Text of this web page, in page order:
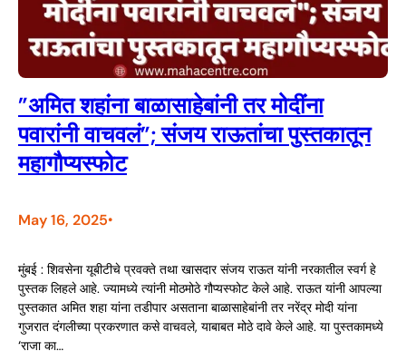
”अमित शहांना बाळासाहेबांनी तर मोदींना
पवारांनी वाचवलं”; संजय राऊतांचा पुस्तकातून
महागौप्यस्फोट
May 16, 2025•
मुंबई : शिवसेना यूबीटीचे प्रवक्ते तथा खासदार संजय राऊत यांनी नरकातील स्वर्ग हे
पुस्तक लिहले आहे. ज्यामध्ये त्यांनी मोठमोठे गौप्यस्फोट केले आहे. राऊत यांनी आपल्या
पुस्तकात अमित शहा यांना तडीपार असताना बाळासाहेबांनी तर नरेंद्र मोदी यांना
गुजरात दंगलीच्या प्रकरणात कसे वाचवले, याबाबत मोठे दावे केले आहे. या पुस्तकामध्ये
‘राजा का…